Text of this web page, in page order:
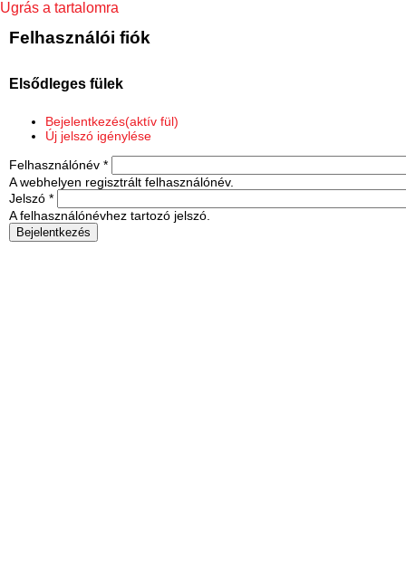
Ugrás a tartalomra
Felhasználói fiók
Elsődleges fülek
Bejelentkezés(aktív fül)
Új jelszó igénylése
Felhasználónév *
A webhelyen regisztrált felhasználónév.
Jelszó *
A felhasználónévhez tartozó jelszó.